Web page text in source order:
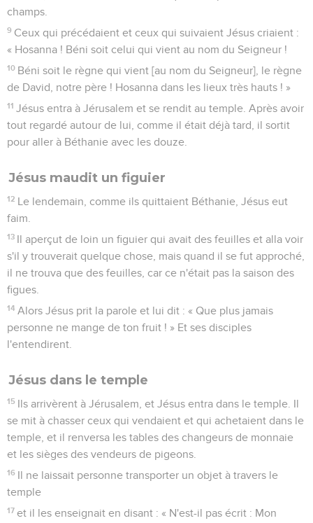
champs.
9 Ceux qui précédaient et ceux qui suivaient Jésus criaient :
« Hosanna ! Béni soit celui qui vient au nom du Seigneur !
10 Béni soit le règne qui vient [au nom du Seigneur], le règne
de David, notre père ! Hosanna dans les lieux très hauts ! »
11 Jésus entra à Jérusalem et se rendit au temple. Après avoir
tout regardé autour de lui, comme il était déjà tard, il sortit
pour aller à Béthanie avec les douze.
Jésus maudit un figuier
12 Le lendemain, comme ils quittaient Béthanie, Jésus eut
faim.
13 Il aperçut de loin un figuier qui avait des feuilles et alla voir
s'il y trouverait quelque chose, mais quand il se fut approché,
il ne trouva que des feuilles, car ce n'était pas la saison des
figues.
14 Alors Jésus prit la parole et lui dit : « Que plus jamais
personne ne mange de ton fruit ! » Et ses disciples
l'entendirent.
Jésus dans le temple
15 Ils arrivèrent à Jérusalem, et Jésus entra dans le temple. Il
se mit à chasser ceux qui vendaient et qui achetaient dans le
temple, et il renversa les tables des changeurs de monnaie
et les sièges des vendeurs de pigeons.
16 Il ne laissait personne transporter un objet à travers le
temple
17 et il les enseignait en disant : « N'est-il pas écrit : Mon